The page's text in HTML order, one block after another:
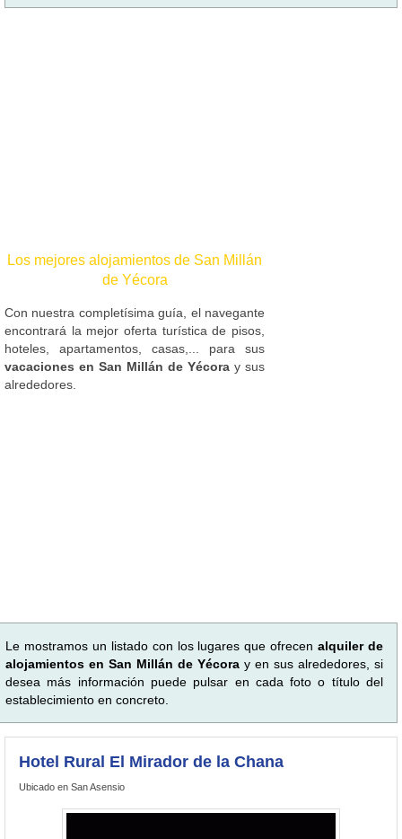
Los mejores alojamientos de San Millán
de Yécora
Con nuestra completísima guía, el navegante
encontrará la mejor oferta turística de pisos,
hoteles, apartamentos, casas,... para sus
vacaciones en San Millán de Yécora y sus
alrededores.
Le mostramos un listado con los lugares que ofrecenalquiler de
alojamientos en San Millán de Yécora y en sus alrededores, si
desea más información puede pulsar en cada foto o título del
establecimiento en concreto.
Hotel Rural El Mirador de la Chana
Ubicado en San Asensio